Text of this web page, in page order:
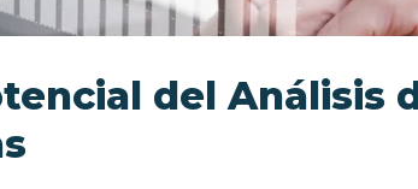
del Análisis